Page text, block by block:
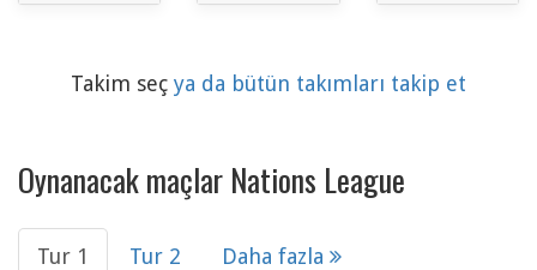
Takim seç ya da bütün takımları takip et
Oynanacak maçlar Nations League
Tur 1 Tur 2 Daha fazla